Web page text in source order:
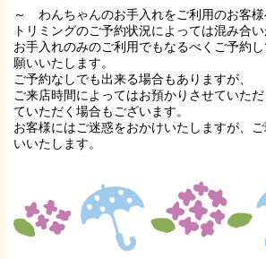
～ わんちゃんのお手入れをご利用のお客
トリミングのご予約状況によっては混み合い
お手入れのみのご利用でもなるべくご予約
願いいたします。
ご予約なしでも出来る場合もありますが、
ご来店時間によってはお預かりさせていた
ていただく場合もございます。
お客様にはご迷惑をおかけいたしますが、
いいたします。